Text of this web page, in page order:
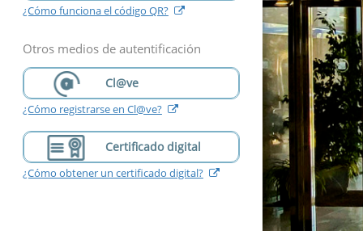
¿Cómo funciona el código QR?( abre
Otros medios de autentificación
Cl@ve
¿Cómo registrarse en Cl@ve?( abre
ventana)
Certificado digital
¿Cómo obtener un certificado digital?( abre